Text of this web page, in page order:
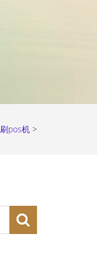
pos机 >